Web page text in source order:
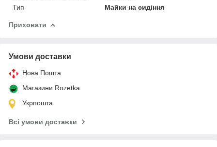
Тип
Майки на сидіння
Приховати
Умови доставки
Нова Пошта
Магазини Rozetka
Укрпошта
Всі умови доставки